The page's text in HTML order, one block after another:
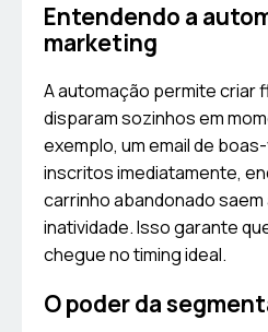
Entendendo a
marketing
A automação permite criar
disparam sozinhos em
exemplo, um email de
inscritos imediatamente,
carrinho abandonado
inatividade. Isso garante
chegue no timing ideal.
O poder da